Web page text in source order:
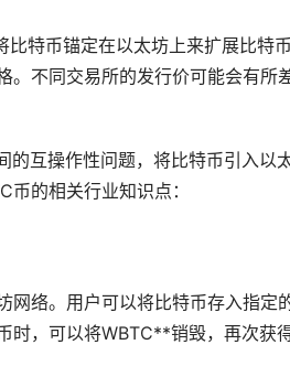
比特币锚定在以太坊上来扩展比特
。不同交易所的发行价可能会有所
的互操作性问题，将比特币引入以
的相关行业知识点：
网络。用户可以将比特币存入指定
时，可以将WBTC**销毁，再次获